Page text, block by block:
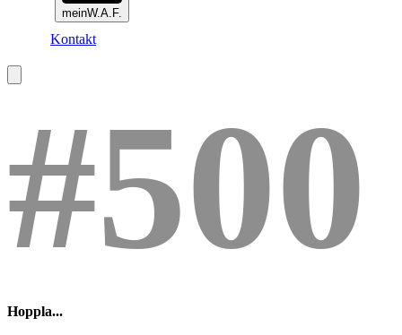
meinW.A.F.
Kontakt
#500
Hoppla...